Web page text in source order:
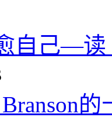
自己—读